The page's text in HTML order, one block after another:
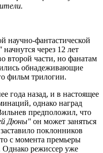
научно-фантастической
начнутся через 12 лет
второй части, но фанатам
обнадеживающие
фильм трилогии.
года назад, и в настоящее
однако наград
предположил, что
Дюны" он может заняться
поклонников
с момента премьеры
Однако режиссер уже